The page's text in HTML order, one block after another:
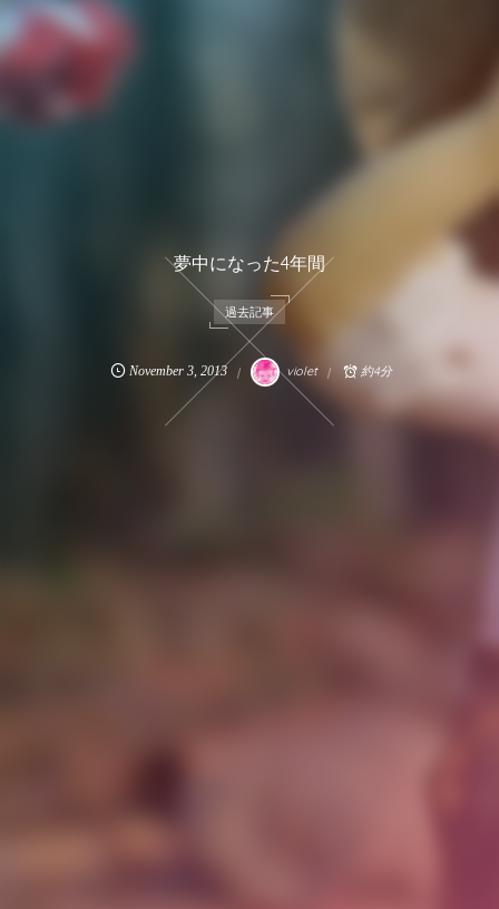
夢中になった4年間
過去記事
November 3, 2013 violet 約4分